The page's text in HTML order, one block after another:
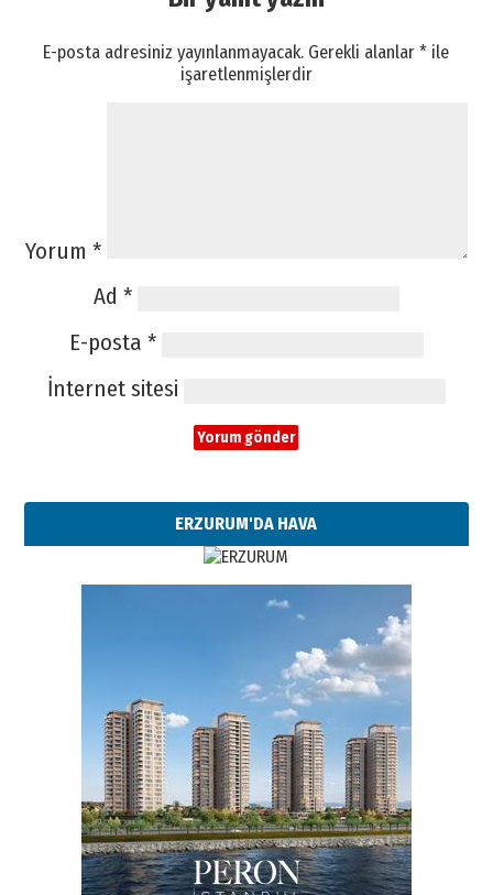
E-posta adresiniz yayınlanmayacak. Gerekli alanlar* ile
işaretlenmişlerdir
Yorum *
Ad *
E-posta *
İnternet sitesi
ERZURUM'DA HAVA
Esat BİNDESEN
TRT’NİN BÖLGEYE AÇILAN SESİ
09 Ağustos 2026 Pazar
Kadir SABUNCUOĞLU
Erzurumspor’un köşe taşları